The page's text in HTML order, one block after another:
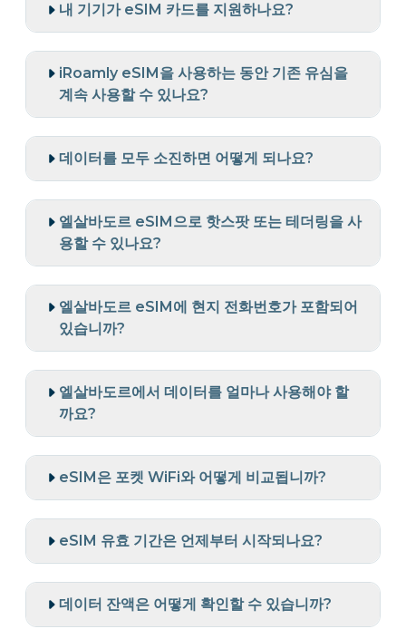
내 기기가 eSIM 카드를 지원하나요?
iRoamly eSIM을 사용하는 동안 기존 유심을
계속 사용할 수 있나요?
데이터를 모두 소진하면 어떻게 되나요?
엘살바도르 eSIM으로 핫스팟 또는 테더링을 사
용할 수 있나요?
엘살바도르 eSIM에 현지 전화번호가 포함되어
있습니까?
엘살바도르에서 데이터를 얼마나 사용해야 할
까요?
eSIM은 포켓 WiFi와 어떻게 비교됩니까?
eSIM 유효 기간은 언제부터 시작되나요?
데이터 잔액은 어떻게 확인할 수 있습니까?